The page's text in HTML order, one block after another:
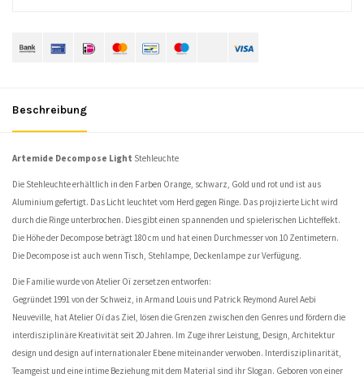
Beschreibung
Artemide Decompose Light Stehleuchte
Die Stehleuchte erhältlich in den Farben Orange, schwarz, Gold und rot und ist aus
Aluminium gefertigt. Das Licht leuchtet vom Herd gegen Ringe. Das projizierte Licht wird
durch die Ringe unterbrochen. Dies gibt einen spannenden und spielerischen Lichteffekt.
Die Höhe der Decompose beträgt 180 cm und hat einen Durchmesser von 10 Zentimetern.
Die Decompose ist auch wenn Tisch, Stehlampe, Deckenlampe zur Verfügung.
Die Familie wurde von Atelier Oï zersetzen entworfen:
Gegründet 1991 von der Schweiz, in Armand Louis und Patrick Reymond Aurel Aebi
Neuveville, hat Atelier Oï das Ziel, lösen die Grenzen zwischen den Genres und fördern die
interdisziplinäre Kreativität seit 20 Jahren. Im Zuge ihrer Leistung, Design, Architektur
design und design auf internationaler Ebene miteinander verwoben. Interdisziplinarität,
Teamgeist und eine intime Beziehung mit dem Material sind ihr Slogan. Geboren von einer